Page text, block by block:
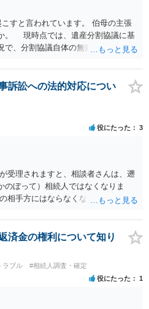
すと言われています。 伯母の主張
。 現時点では、遺産分割協議に基
で、分割協議自体の無効を裁判所が
が、 ・御祖母様の認知能力に関する
れればその効力が否定される可能性
割協議に加わっていること ・御祖母
実益が誰にあったかの立証が困難
産分割協議の効力が否定される可能
ドルは非常に高い）ということが
訴訟への法的対応につい
役にたった 3
受理されますと、相談者さんは、遡
のぼって）相続人ではなくなりま
相手方にはならなくなるので（明け
ピーを答弁書に添えて裁判所に提出
求棄却を求める答弁書を提出すれ
ありません。その日は差支え（用事
分です。 質問３について 弁護士で
必要は無いと思います。郵送（期
。 詳細は、書面記載の裁判所書記官
ご参考まで。
済金の権利について知り
ラブル #相続人調査・確定
役にたった 1